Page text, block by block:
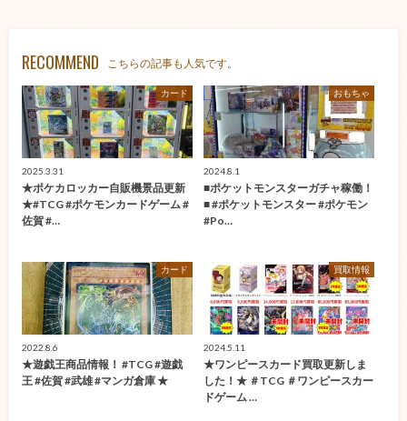
RECOMMEND こちらの記事も人気です。
カード
2025.3.31
★ポケカロッカー自販機景品更新
★#TCG #ポケモンカードゲーム #
佐賀 #…
おもちゃ
2024.8.1
■ポケットモンスターガチャ稼働！
■ #ポケットモンスター #ポケモン
#Po…
カード
2022.8.6
★遊戯王商品情報！ #TCG #遊戯
王 #佐賀 #武雄 #マンガ倉庫 ★
買取情報
2024.5.11
★ワンピースカード買取更新しま
した！★ ＃TCG ＃ワンピースカー
ドゲーム …